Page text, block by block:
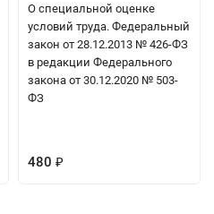
О специальной оценке
условий труда. Федеральный
закон от 28.12.2013 № 426-ФЗ
в редакции Федерального
закона от 30.12.2020 № 503-
ФЗ
480 ₽